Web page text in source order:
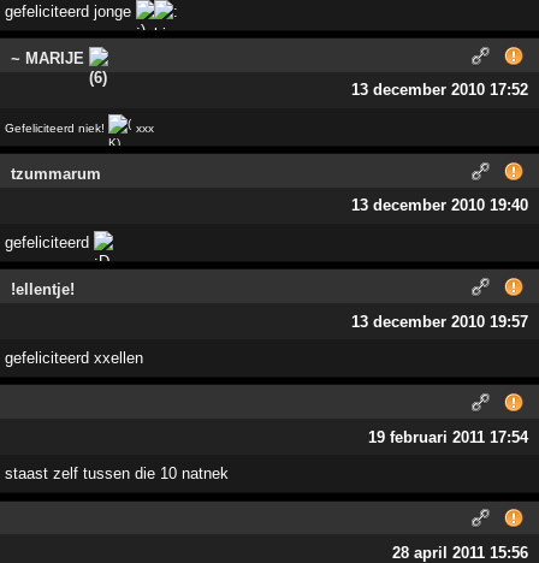
gefeliciteerd jonge
~ MARIJE
13 december 2010 17:52
Gefeliciteerd niek! xxx
tzummarum
13 december 2010 19:40
gefeliciteerd
!ellentje!
13 december 2010 19:57
gefeliciteerd xxellen
19 februari 2011 17:54
staast zelf tussen die 10 natnek
28 april 2011 15:56